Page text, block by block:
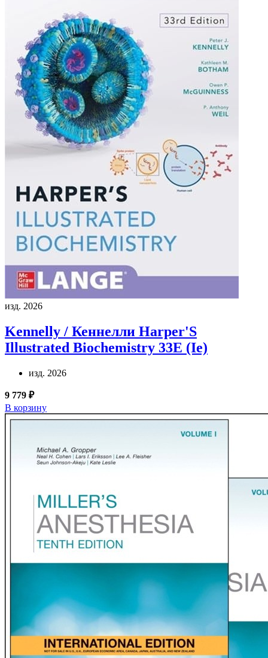
изд. 2026
Kennelly / Кеннелли Harper'S
Illustrated Biochemistry 33E (Ie)
изд. 2026
9 779 ₽
В корзину